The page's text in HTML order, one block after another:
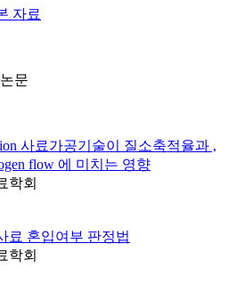
자료
문
사료가공기술이 질소축적율과 ,
flow 에 미치는 영향
학회
료 혼입여부 판정법
학회